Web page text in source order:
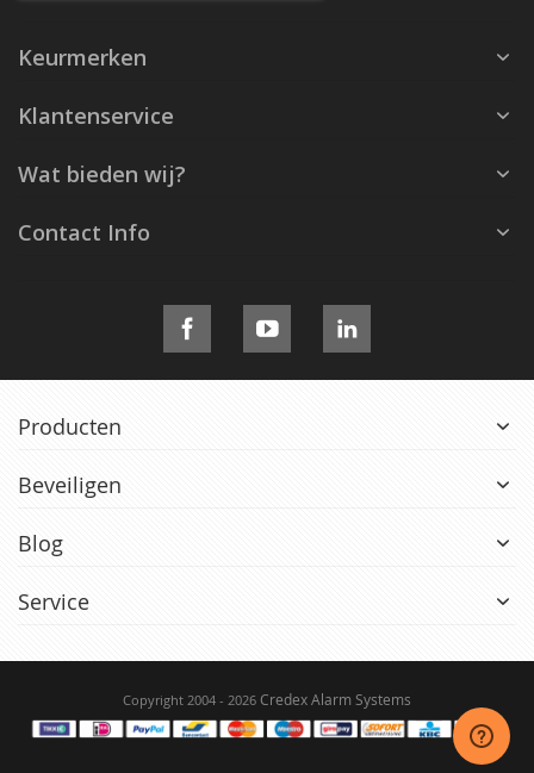
Keurmerken
Klantenservice
Wat bieden wij?
Contact Info
Producten
Beveiligen
Blog
Service
Copyright 2004 - 2026 Credex Alarm Systems